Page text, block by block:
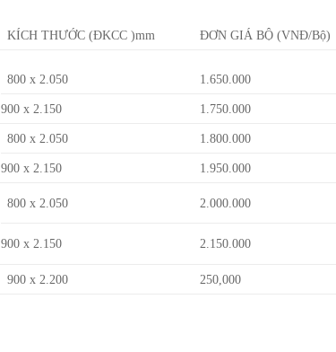
KÍCH THƯỚC (ĐKCC )mm ĐƠN GIÁ BỘ (VNĐ/Bộ)
800 x 2.050 1.650.000
900 x 2.150 1.750.000
800 x 2.050 1.800.000
900 x 2.150 1.950.000
800 x 2.050 2.000.000
900 x 2.150 2.150.000
900 x 2.200 250,000